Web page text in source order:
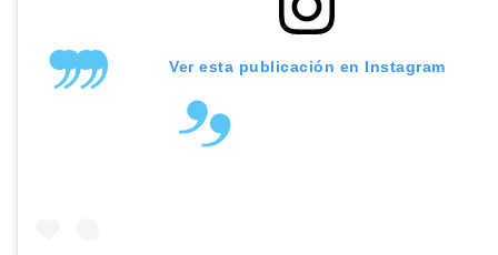
Ver esta publicación en Instagram